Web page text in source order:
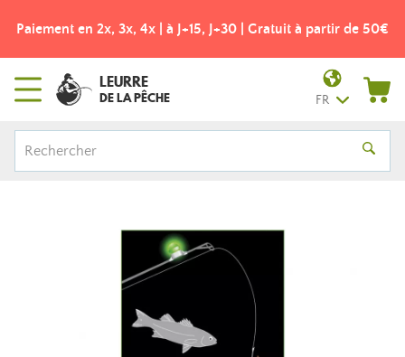
Paiement en 2x, 3x, 4x | à J+15, J+30 | Gratuit à partir de 50€
LEURRE
DE LA PÊCHE FR